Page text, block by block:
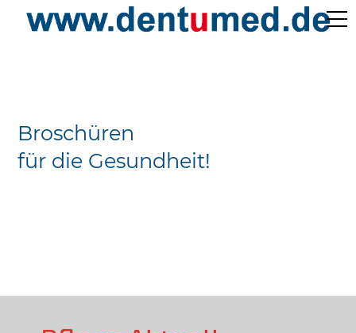
Ärzteverzeichnisse
Broschüren
für die Gesundheit!